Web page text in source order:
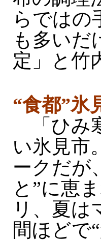
らではの
も多いだ
定」と竹
“食都”氷
「ひみ
い氷見市
ークだが
と”に恵
リ、夏
間ほどで